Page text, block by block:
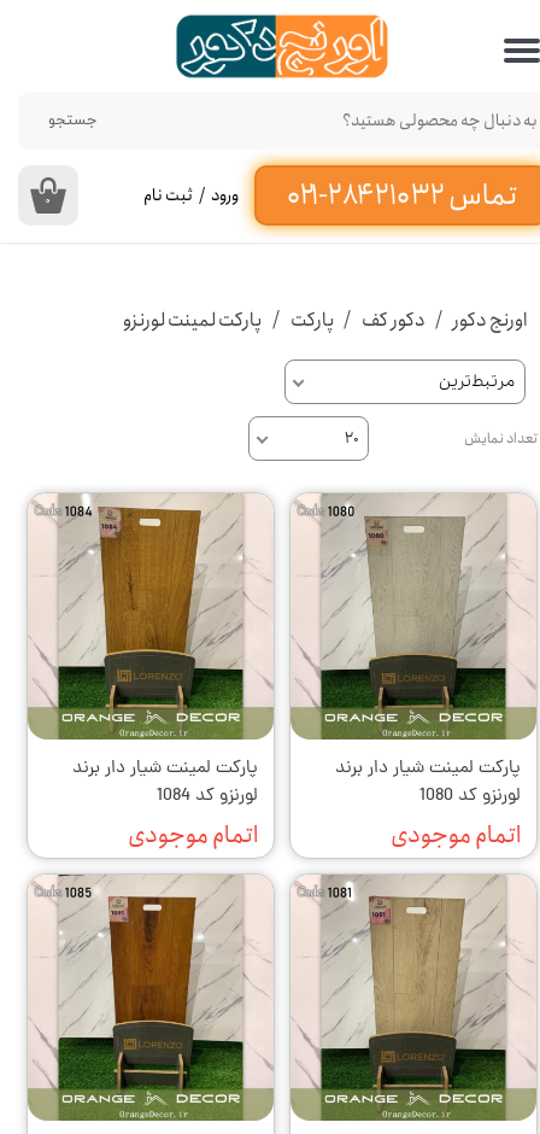
تماس ۳۲ ۲۱۰ ۲۸۴-۰۲۱‌
جستجو
۰ ورود / ثبت نام
حساب کاربری من
تغییر گذر واژه
سفارشات
خروج از حساب کاربری
اورنج دکور دکور کف پارکت پارکت لمینت لورنزو
مرتبط‌ترین
تعداد نمایش ۲۰
پارکت لمینت شیار دار برند
لورنزو کد 1080
اتمام موجودی
پارکت لمینت شیار دار برند
لورنزو کد 1084
اتمام موجودی